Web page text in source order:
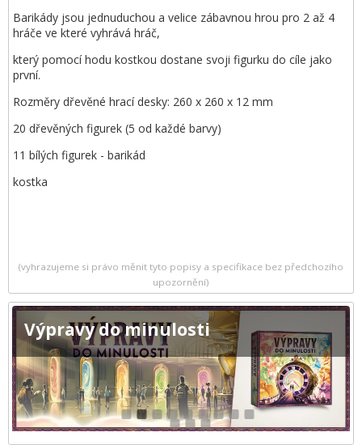
Barikády jsou jednuduchou a velice zábavnou hrou pro 2 až 4
hráče ve které vyhrává hráč,
který pomocí hodu kostkou dostane svoji figurku do cíle jako
první.
Rozměry dřevěné hrací desky: 260 x 260 x 12 mm
20 dřevěných figurek (5 od každé barvy)
11 bílých figurek - barikád
kostka
(vyhrazujeme si právo měnit tyto popisy a specifikace bez předchozího
upozornění)
Výpravy do minulosti